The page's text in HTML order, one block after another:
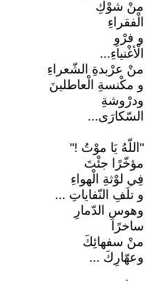
منْ شوْكِ
الْفقراءِ
و فرْوِ
الْأغْنياءِ...
منْ عرْبدةِ الشّعراءِ
و مكْنسةِ الْعاطلينَ
ودرْوشةِ
السّكارَى...
"اللّهُ يَا موْتُ !"
مؤخّرًا جئْتَ
فِي لوْثةِ الْهواءِ
و تلَفِ النّفاياتِ ...
وهوسِ الدّمارِ
ساخرًا
منْ سفهائِكَ
وعهّارِكَ ...